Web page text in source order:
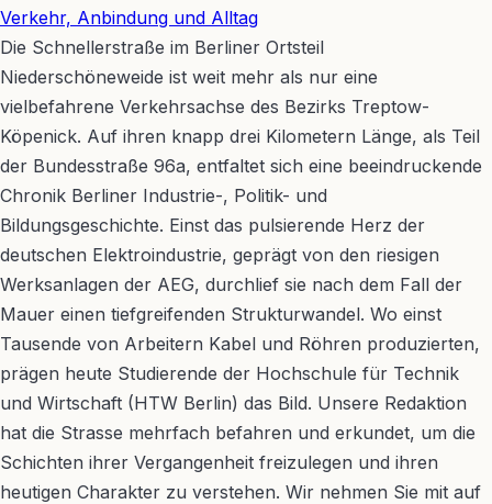
Verkehr, Anbindung und Alltag
Die Schnellerstraße im Berliner Ortsteil
Niederschöneweide ist weit mehr als nur eine
vielbefahrene Verkehrsachse des Bezirks Treptow-
Köpenick. Auf ihren knapp drei Kilometern Länge, als Teil
der Bundesstraße 96a, entfaltet sich eine beeindruckende
Chronik Berliner Industrie-, Politik- und
Bildungsgeschichte. Einst das pulsierende Herz der
deutschen Elektroindustrie, geprägt von den riesigen
Werksanlagen der AEG, durchlief sie nach dem Fall der
Mauer einen tiefgreifenden Strukturwandel. Wo einst
Tausende von Arbeitern Kabel und Röhren produzierten,
prägen heute Studierende der Hochschule für Technik
und Wirtschaft (HTW Berlin) das Bild. Unsere Redaktion
hat die Strasse mehrfach befahren und erkundet, um die
Schichten ihrer Vergangenheit freizulegen und ihren
heutigen Charakter zu verstehen. Wir nehmen Sie mit auf